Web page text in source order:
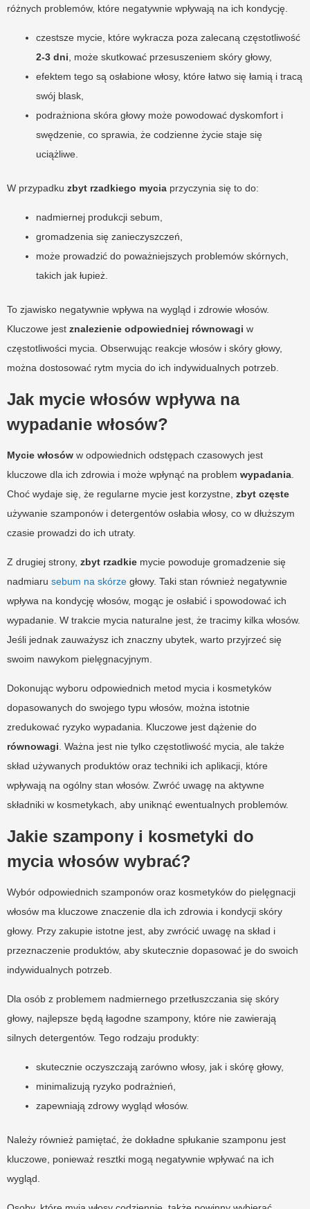
różnych problemów, które negatywnie wpływają na ich kondycję.
czestsze mycie, które wykracza poza zalecaną częstotliwość
2-3 dni , może skutkować przesuszeniem skóry głowy,
efektem tego są osłabione włosy, które łatwo się łamią i tracą
swój blask,
podrażniona skóra głowy może powodować dyskomfort i
swędzenie, co sprawia, że codzienne życie staje się
uciążliwe.
W przypadku zbyt rzadkiego mycia przyczynia się to do:
nadmiernej produkcji sebum,
gromadzenia się zanieczyszczeń,
może prowadzić do poważniejszych problemów skórnych,
takich jak łupież.
To zjawisko negatywnie wpływa na wygląd i zdrowie włosów.
Kluczowe jest znalezienie odpowiedniej równowagi w
częstotliwości mycia. Obserwując reakcje włosów i skóry głowy,
można dostosować rytm mycia do ich indywidualnych potrzeb.
Jak mycie włosów wpływa na
wypadanie włosów?
Mycie włosów w odpowiednich odstępach czasowych jest
kluczowe dla ich zdrowia i może wpłynąć na problem wypadania
Choć wydaje się, że regularne mycie jest korzystne, zbyt częste
używanie szamponów i detergentów osłabia włosy, co w dłuższym
czasie prowadzi do ich utraty.
Z drugiej strony, zbyt rzadkie mycie powoduje gromadzenie się
nadmiaru sebum na skórze głowy. Taki stan również negatywnie
wpływa na kondycję włosów, mogąc je osłabić i spowodować ich
wypadanie. W trakcie mycia naturalne jest, że tracimy kilka włosów.
Jeśli jednak zauważysz ich znaczny ubytek, warto przyjrzeć się
swoim nawykom pielęgnacyjnym.
Dokonując wyboru odpowiednich metod mycia i kosmetyków
dopasowanych do swojego typu włosów, można istotnie
zredukować ryzyko wypadania. Kluczowe jest dążenie do
równowagi . Ważna jest nie tylko częstotliwość mycia, ale także
skład używanych produktów oraz techniki ich aplikacji, które
wpływają na ogólny stan włosów. Zwróć uwagę na aktywne
składniki w kosmetykach, aby uniknąć ewentualnych problemów.
Jakie szampony i kosmetyki do
mycia włosów wybrać?
Wybór odpowiednich szamponów oraz kosmetyków do pielęgnacji
włosów ma kluczowe znaczenie dla ich zdrowia i kondycji skóry
głowy. Przy zakupie istotne jest, aby zwrócić uwagę na skład i
przeznaczenie produktów, aby skutecznie dopasować je do swoich
indywidualnych potrzeb.
Dla osób z problemem nadmiernego przetłuszczania się skóry
głowy, najlepsze będą łagodne szampony, które nie zawierają
silnych detergentów. Tego rodzaju produkty:
skutecznie oczyszczają zarówno włosy, jak i skórę głowy,
minimalizują ryzyko podrażnień,
zapewniają zdrowy wygląd włosów.
Należy również pamiętać, że dokładne spłukanie szamponu jest
kluczowe, ponieważ resztki mogą negatywnie wpływać na ich
wygląd.